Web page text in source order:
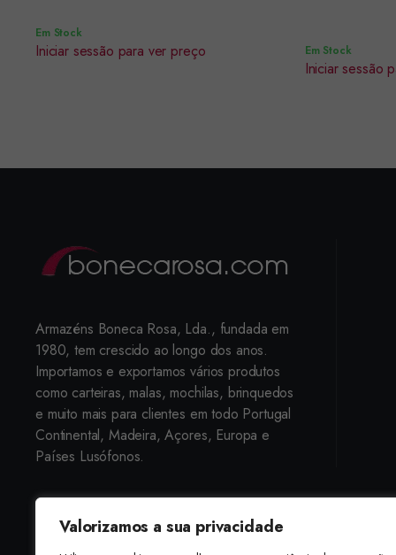
Valorizamos a sua privacidade
Em Stock
Iniciar sessão para ver preço Em Stock
Iniciar sessão
Armazéns Boneca Rosa, Lda., fundada em
1980, tem crescido ao longo dos anos.
Importamos e exportamos vários produtos
como carteiras, malas, mochilas, brinquedos
e muito mais para clientes em todo Portugal
Continental, Madeira, Açores, Europa e
Países Lusófonos.